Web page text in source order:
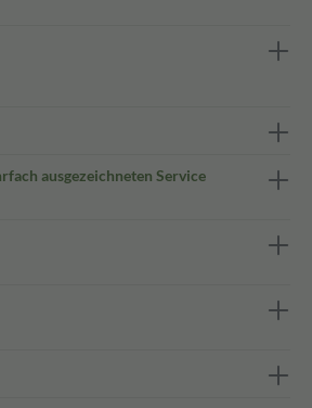
ausgezeichneten Service